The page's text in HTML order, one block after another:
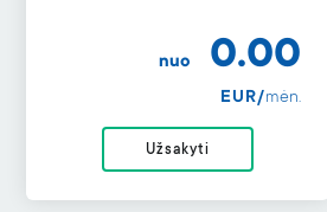
nuo 0.00
EUR/mėn.
Užsakyti